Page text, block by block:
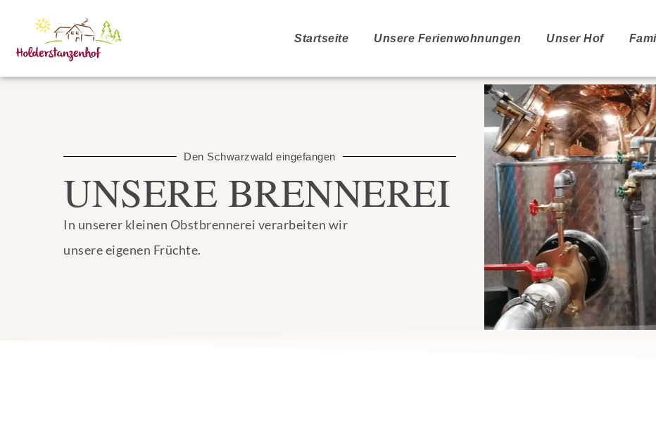
Startseite Unsere Ferienwohnungen Unser Hof
Den Schwarzwald eingefangen
UNSERE BRENNEREI
In unserer kleinen Obstbrennerei verarbeiten wir
unsere eigenen Früchte.